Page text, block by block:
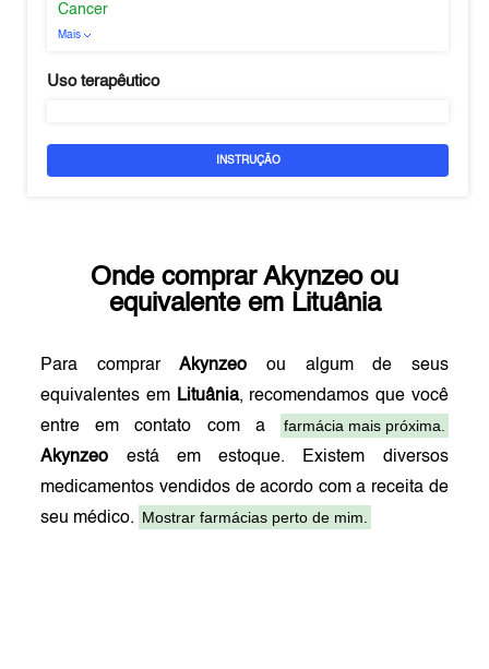
Cancer
Mais
Uso terapêutico
INSTRUÇÃO
Onde comprar Akynzeoou
equivalente em Lituânia
Para comprarAkynzeo ou algum de seus
equivalentes em Lituânia, recomendamos que você
entre em contato com a
farmácia mais próxima.
Akynzeo está em estoque. Existem diversos
medicamentos vendidos de acordo com a receita de
seu médico. Mostrar farmácias perto de mim.